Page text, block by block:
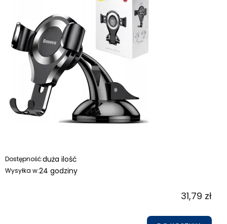
Dostępność:duża ilość
Wysyłka w:24 godziny
31,79 zł